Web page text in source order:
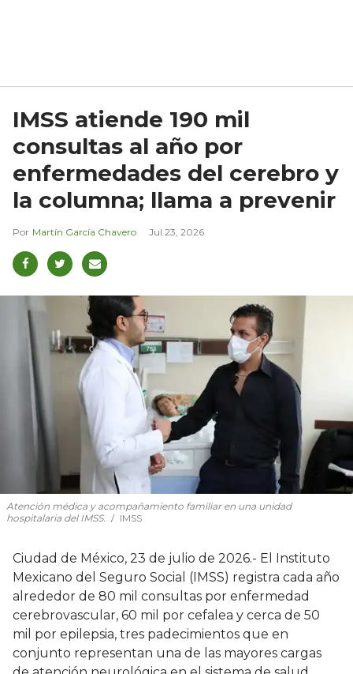
IMSS atiende 190 mil
consultas al año por
enfermedades del cerebro y
la columna; llama a prevenir
Martín García Chavero Jul 23, 2026
Atención médica y acompañamiento familiar en una unidad
hospitalaria del IMSS.
IMSS
Ciudad de México, 23 de julio de 2026.- El Instituto
Mexicano del Seguro Social (IMSS) registra cada año
alrededor de 80 mil consultas por enfermedad
cerebrovascular, 60 mil por cefalea y cerca de 50
mil por epilepsia, tres padecimientos que en
conjunto representan una de las mayores cargas